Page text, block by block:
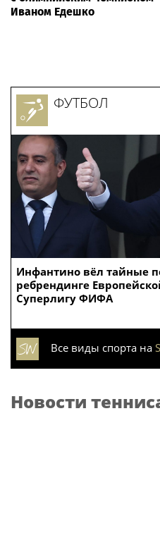
Иваном Едешко
Инфантино вёл тайные
ребрендинге
Суперлигу ФИФА
ФУТБОЛ
Все виды спорта на
Новости